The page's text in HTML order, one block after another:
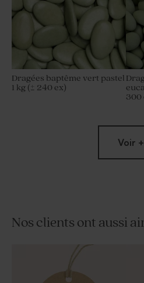
Dragées baptême vert pastel
1 kg (± 240 ex)
300
Tube à bulles baptême vert
Voir +
Nos clients ont aussi